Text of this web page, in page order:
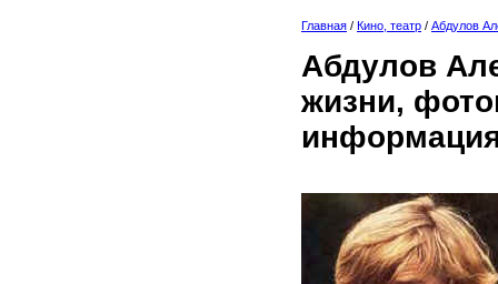
Главная / Кино, театр / Абдулов
Абдулов
жизни,